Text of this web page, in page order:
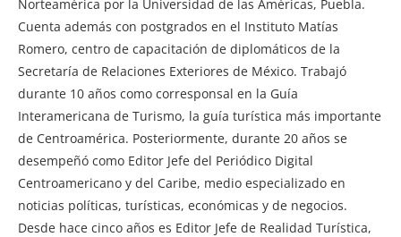
Norteamérica por la Universidad de las Américas, Puebla.
Cuenta además con postgrados en el Instituto Matías
Romero, centro de capacitación de diplomáticos de la
Secretaría de Relaciones Exteriores de México. Trabajó
durante 10 años como corresponsal en la Guía
Interamericana de Turismo, la guía turística más importante
de Centroamérica. Posteriormente, durante 20 años se
desempeñó como Editor Jefe del Periódico Digital
Centroamericano y del Caribe, medio especializado en
noticias políticas, turísticas, económicas y de negocios.
Desde hace cinco años es Editor Jefe de Realidad Turística,